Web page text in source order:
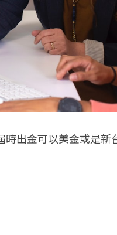
出金可以美金或是新